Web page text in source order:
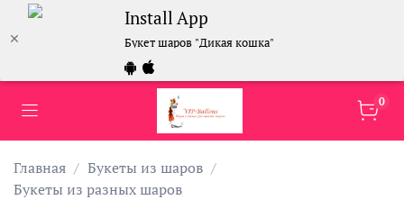
Install App
Букет шаров "Дикая кошка"
0
Главная
Букеты из шаров
Букеты из разных шаров